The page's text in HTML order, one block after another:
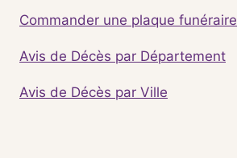
Commander une plaque funéraire
Avis de Décès par Département
Avis de Décès par Ville